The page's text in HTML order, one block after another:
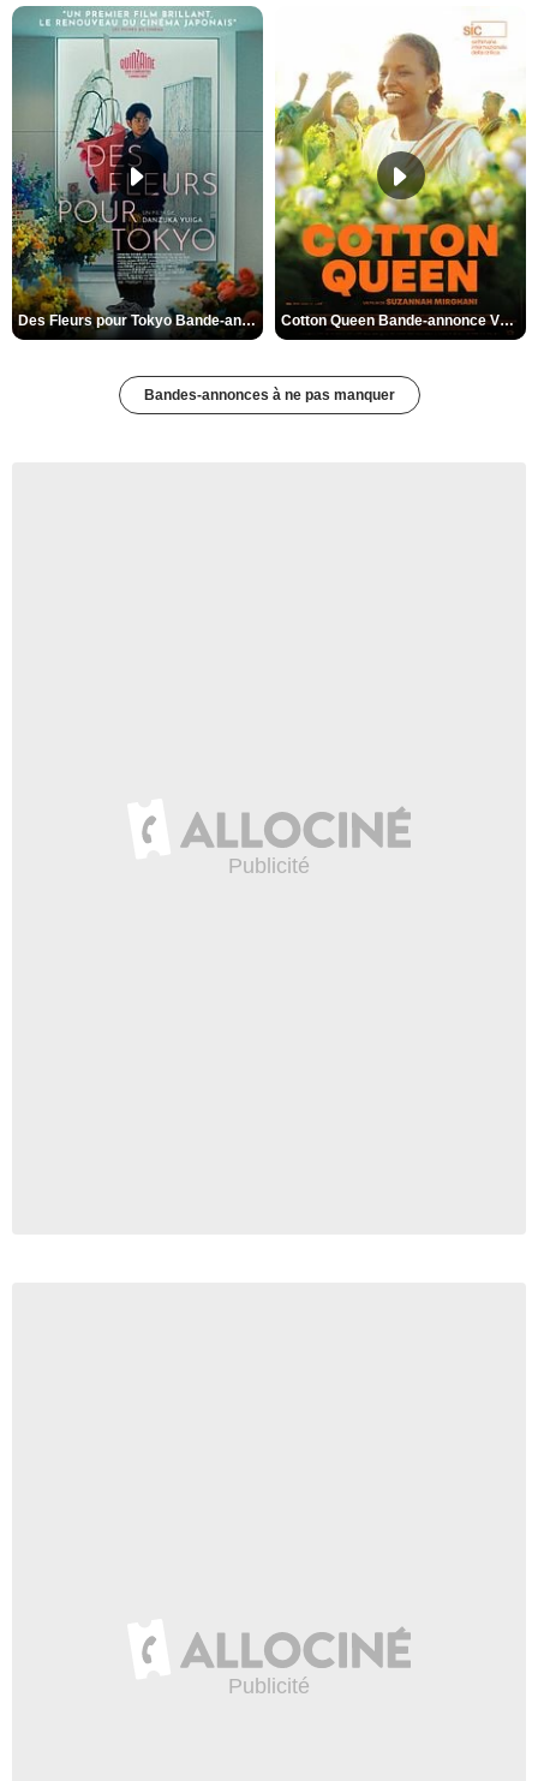
Des Fleurs pour Tokyo Bande-annonce VO STFR Cotton Queen Bande-annonce VO STFR
Bandes-annonces à ne pas manquer